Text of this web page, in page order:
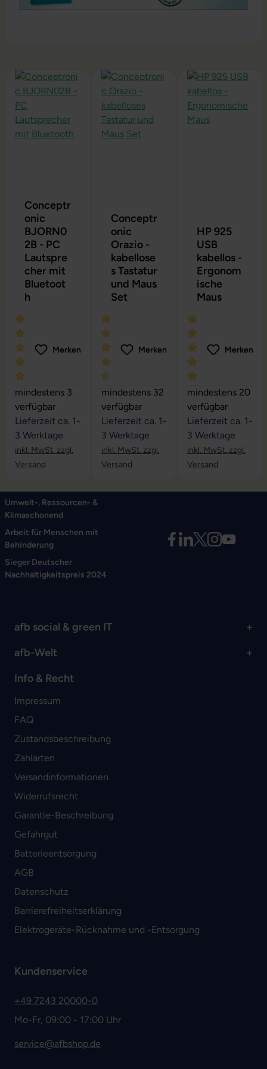
Produktgalerie überspringen
Conceptr
onic
BJORN0
2B - PC
Lautspre
cher mit
Bluetoot
h
Durchschnittliche Bewertung von 5 von 5 Sternen
Merken
mindestens 3
verfügbar
Lieferzeit ca. 1-
3 Werktage
inkl. MwSt. zzgl.
Versand
Conceptr
onic
Orazio -
kabellose
s Tastatur
und Maus
Set
Durchschnittliche Bewertung von 4.6
Merken
mindestens 32
verfügbar
Lieferzeit ca. 1-
3 Werktage
inkl. MwSt. zzgl.
Versand
HP 925
USB
kabellos -
Ergonom
ische
Maus
Durchschnittliche
Merken
mindestens 20
verfügbar
Lieferzeit ca. 1-
3 Werktage
inkl. MwSt. zzgl.
Versand
Umwelt-, Ressourcen- &
Klimaschonend
Arbeit für Menschen mit
Behinderung
Sieger Deutscher
Nachhaltigkeitspreis 2024
afb social & green IT
afb-Welt
Info & Recht
Impressum
FAQ
Zustandsbeschreibung
Zahlarten
Versandinformationen
Widerrufsrecht
Garantie-Beschreibung
Gefahrgut
Batterieentsorgung
AGB
Datenschutz
Barrierefreiheitserklärung
Elektrogeräte-Rücknahme und -Entsorgung
Kundenservice
+49 7243 20000-0
Mo-Fr, 09:00 - 17:00 Uhr
service@afbshop.de